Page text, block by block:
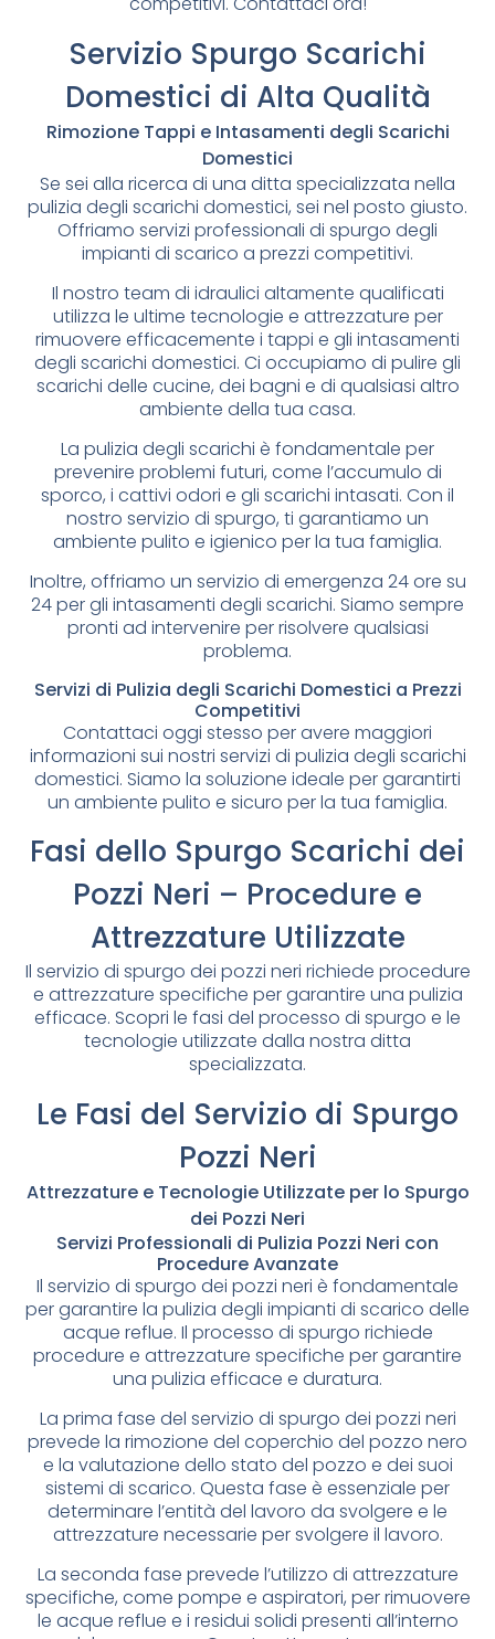
Servizio Spurgo Scarichi
Domestici di Alta Qualità
Rimozione Tappi e Intasamenti degli Scarichi
Domestici
Se sei alla ricerca di una ditta specializzata nella
pulizia degli scarichi domestici, sei nel posto giusto.
Offriamo servizi professionali di spurgo degli
impianti di scarico a prezzi competitivi.
Il nostro team di idraulici altamente qualificati
utilizza le ultime tecnologie e attrezzature per
rimuovere efficacemente i tappi e gli intasamenti
degli scarichi domestici. Ci occupiamo di pulire gli
scarichi delle cucine, dei bagni e di qualsiasi altro
ambiente della tua casa.
La pulizia degli scarichi è fondamentale per
prevenire problemi futuri, come l’accumulo di
sporco, i cattivi odori e gli scarichi intasati. Con il
nostro servizio di spurgo, ti garantiamo un
ambiente pulito e igienico per la tua famiglia.
Inoltre, offriamo un servizio di emergenza 24 ore su
24 per gli intasamenti degli scarichi. Siamo sempre
pronti ad intervenire per risolvere qualsiasi
problema.
Servizi di Pulizia degli Scarichi Domestici a Prezzi
Competitivi
Contattaci oggi stesso per avere maggiori
informazioni sui nostri servizi di pulizia degli scarichi
domestici. Siamo la soluzione ideale per garantirti
un ambiente pulito e sicuro per la tua famiglia.
Fasi dello Spurgo Scarichi dei
Pozzi Neri – Procedure e
Attrezzature Utilizzate
Il servizio di spurgo dei pozzi neri richiede procedure
e attrezzature specifiche per garantire una pulizia
efficace. Scopri le fasi del processo di spurgo e le
tecnologie utilizzate dalla nostra ditta
specializzata.
Le Fasi del Servizio di Spurgo
Pozzi Neri
Attrezzature e Tecnologie Utilizzate per lo Spurgo
dei Pozzi Neri
Servizi Professionali di Pulizia Pozzi Neri con
Procedure Avanzate
Il servizio di spurgo dei pozzi neri è fondamentale
per garantire la pulizia degli impianti di scarico delle
acque reflue. Il processo di spurgo richiede
procedure e attrezzature specifiche per garantire
una pulizia efficace e duratura.
La prima fase del servizio di spurgo dei pozzi neri
prevede la rimozione del coperchio del pozzo nero
e la valutazione dello stato del pozzo e dei suoi
sistemi di scarico. Questa fase è essenziale per
determinare l’entità del lavoro da svolgere e le
attrezzature necessarie per svolgere il lavoro.
La seconda fase prevede l’utilizzo di attrezzature
specifiche, come pompe e aspiratori, per rimuovere
le acque reflue e i residui solidi presenti all’interno